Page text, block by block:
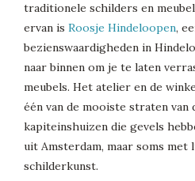
traditionele schilders en
ervan is Roosje Hindeloopen,
bezienswaardigheden in
naar binnen om je te laten
meubels. Het atelier en de
één van de mooiste straten van
kapiteinshuizen die gevels
uit Amsterdam, maar soms
schilderkunst.